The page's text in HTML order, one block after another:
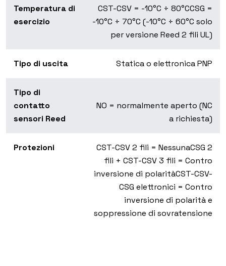
Temperatura di
esercizio
CST-CSV = -10°C ÷ 80°CCSG =
-10°C ÷ 70°C (-10°C ÷ 60°C solo
per versione Reed 2 fili UL)
Tipo di uscita Statica o elettronica PNP
Tipo di
contatto
sensori Reed
NO = normalmente aperto (NC
a richiesta)
Protezioni CST-CSV 2 fili = NessunaCSG 2
fili + CST-CSV 3 fili = Contro
inversione di polaritàCST-CSV-
CSG elettronici = Contro
inversione di polarità e
soppressione di sovratensione